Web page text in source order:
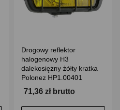
Drogowy reflektor
halogenowy H3
dalekosiężny żółty kratka
Polonez HP1.00401
71,36 zł brutto